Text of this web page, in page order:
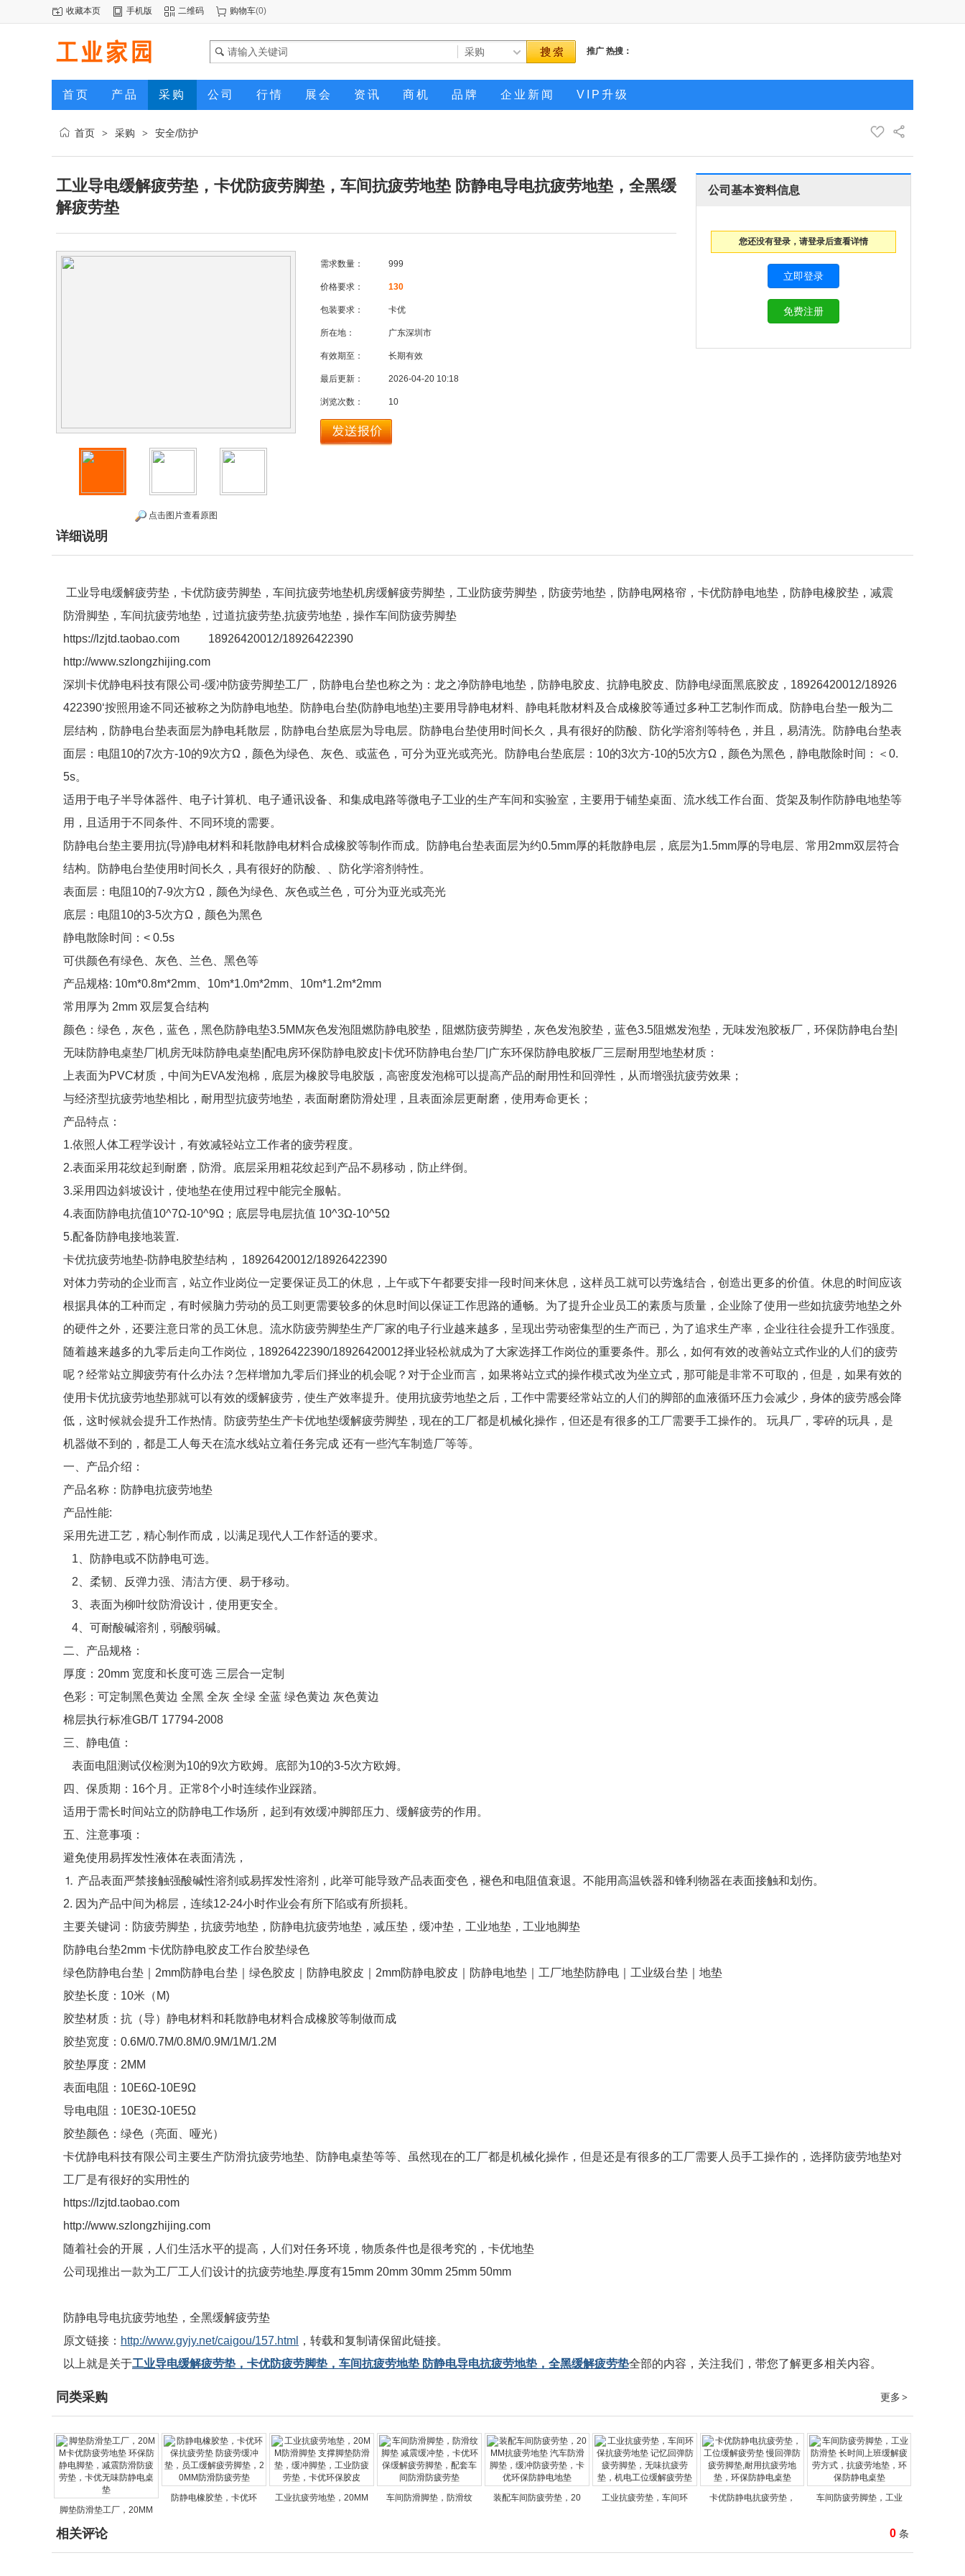
收藏本页 手机版 二维码 购物车(0)
推广 热搜：
首页 产品 采购 公司 行情 展会 资讯 商机 品牌 企业新闻 VIP升级
首页 > 采购 > 安全/防护
工业导电缓解疲劳垫，卡优防疲劳脚垫，车间抗疲劳地垫 防静电导电抗疲劳地垫，全黑缓
解疲劳垫
点击图片查看原图
需求数量： 999
价格要求： 130
包装要求： 卡优
所在地： 广东深圳市
有效期至： 长期有效
最后更新： 2026-04-20 10:18
浏览次数： 10
公司基本资料信息
您还没有登录，请登录后查看详情
详细说明
工业导电缓解疲劳垫，卡优防疲劳脚垫，车间抗疲劳地垫机房缓解疲劳脚垫，工业防疲劳脚垫，防疲劳地垫，防静电网格帘，卡优防静电地垫，防静电橡胶垫，减震
防滑脚垫，车间抗疲劳地垫，过道抗疲劳垫,抗疲劳地垫，操作车间防疲劳脚垫
https://lzjtd.taobao.com 18926420012/18926422390
http://www.szlongzhijing.com
深圳卡优静电科技有限公司-缓冲防疲劳脚垫工厂，防静电台垫也称之为：龙之净防静电地垫，防静电胶皮、抗静电胶皮、防静电绿面黑底胶皮，18926420012/18926
422390‘按照用途不同还被称之为防静电地垫。防静电台垫(防静电地垫)主要用导静电材料、静电耗散材料及合成橡胶等通过多种工艺制作而成。防静电台垫一般为二
层结构，防静电台垫表面层为静电耗散层，防静电台垫底层为导电层。防静电台垫使用时间长久，具有很好的防酸、防化学溶剂等特色，并且，易清洗。防静电台垫表
面层：电阻10的7次方-10的9次方Ω，颜色为绿色、灰色、或蓝色，可分为亚光或亮光。防静电台垫底层：10的3次方-10的5次方Ω，颜色为黑色，静电散除时间：＜0.
5s。
适用于电子半导体器件、电子计算机、电子通讯设备、和集成电路等微电子工业的生产车间和实验室，主要用于铺垫桌面、流水线工作台面、货架及制作防静电地垫等
用，且适用于不同条件、不同环境的需要。
防静电台垫主要用抗(导)静电材料和耗散静电材料合成橡胶等制作而成。防静电台垫表面层为约0.5mm厚的耗散静电层，底层为1.5mm厚的导电层、常用2mm双层符合
结构。防静电台垫使用时间长久，具有很好的防酸、、防化学溶剂特性。
表面层：电阻10的7-9次方Ω，颜色为绿色、灰色或兰色，可分为亚光或亮光
底层：电阻10的3-5次方Ω，颜色为黑色
静电散除时间：< 0.5s
可供颜色有绿色、灰色、兰色、黑色等
产品规格: 10m*0.8m*2mm、10m*1.0m*2mm、10m*1.2m*2mm
常用厚为 2mm 双层复合结构
颜色：绿色，灰色，蓝色，黑色防静电垫3.5MM灰色发泡阻燃防静电胶垫，阻燃防疲劳脚垫，灰色发泡胶垫，蓝色3.5阻燃发泡垫，无味发泡胶板厂，环保防静电台垫|
无味防静电桌垫厂|机房无味防静电桌垫|配电房环保防静电胶皮|卡优环防静电台垫厂|广东环保防静电胶板厂三层耐用型地垫材质：
上表面为PVC材质，中间为EVA发泡棉，底层为橡胶导电胶版，高密度发泡棉可以提高产品的耐用性和回弹性，从而增强抗疲劳效果；
与经济型抗疲劳地垫相比，耐用型抗疲劳地垫，表面耐磨防滑处理，且表面涂层更耐磨，使用寿命更长；
产品特点：
1.依照人体工程学设计，有效减轻站立工作者的疲劳程度。
2.表面采用花纹起到耐磨，防滑。底层采用粗花纹起到产品不易移动，防止绊倒。
3.采用四边斜坡设计，使地垫在使用过程中能完全服帖。
4.表面防静电抗值10^7Ω-10^9Ω；底层导电层抗值 10^3Ω-10^5Ω
5.配备防静电接地装置.
卡优抗疲劳地垫-防静电胶垫结构， 18926420012/18926422390
对体力劳动的企业而言，站立作业岗位一定要保证员工的休息，上午或下午都要安排一段时间来休息，这样员工就可以劳逸结合，创造出更多的价值。休息的时间应该
根据具体的工种而定，有时候脑力劳动的员工则更需要较多的休息时间以保证工作思路的通畅。为了提升企业员工的素质与质量，企业除了使用一些如抗疲劳地垫之外
的硬件之外，还要注意日常的员工休息。流水防疲劳脚垫生产厂家的电子行业越来越多，呈现出劳动密集型的生产而已，为了追求生产率，企业往往会提升工作强度。
随着越来越多的九零后走向工作岗位，18926422390/18926420012择业轻松就成为了大家选择工作岗位的重要条件。那么，如何有效的改善站立式作业的人们的疲劳
呢？经常站立脚疲劳有什么办法？怎样增加九零后们择业的机会呢？对于企业而言，如果将站立式的操作模式改为坐立式，那可能是非常不可取的，但是，如果有效的
使用卡优抗疲劳地垫那就可以有效的缓解疲劳，使生产效率提升。使用抗疲劳地垫之后，工作中需要经常站立的人们的脚部的血液循环压力会减少，身体的疲劳感会降
低，这时候就会提升工作热情。防疲劳垫生产卡优地垫缓解疲劳脚垫，现在的工厂都是机械化操作，但还是有很多的工厂需要手工操作的。 玩具厂，零碎的玩具，是
机器做不到的，都是工人每天在流水线站立着任务完成 还有一些汽车制造厂等等。
一、产品介绍：
产品名称：防静电抗疲劳地垫
产品性能:
采用先进工艺，精心制作而成，以满足现代人工作舒适的要求。
1、防静电或不防静电可选。
2、柔韧、反弹力强、清洁方便、易于移动。
3、表面为柳叶纹防滑设计，使用更安全。
4、可耐酸碱溶剂，弱酸弱碱。
二、产品规格：
厚度：20mm 宽度和长度可选 三层合一定制
色彩：可定制黑色黄边 全黑 全灰 全绿 全蓝 绿色黄边 灰色黄边
棉层执行标准GB/T 17794-2008
三、静电值：
表面电阻测试仪检测为10的9次方欧姆。底部为10的3-5次方欧姆。
四、保质期：16个月。正常8个小时连续作业踩踏。
适用于需长时间站立的防静电工作场所，起到有效缓冲脚部压力、缓解疲劳的作用。
五、注意事项：
避免使用易挥发性液体在表面清洗，
⒈ 产品表面严禁接触强酸碱性溶剂或易挥发性溶剂，此举可能导致产品表面变色，褪色和电阻值衰退。不能用高温铁器和锋利物器在表面接触和划伤。
2. 因为产品中间为棉层，连续12-24小时作业会有所下陷或有所损耗。
主要关键词：防疲劳脚垫，抗疲劳地垫，防静电抗疲劳地垫，减压垫，缓冲垫，工业地垫，工业地脚垫
防静电台垫2mm 卡优防静电胶皮工作台胶垫绿色
绿色防静电台垫｜2mm防静电台垫｜绿色胶皮｜防静电胶皮｜2mm防静电胶皮｜防静电地垫｜工厂地垫防静电｜工业级台垫｜地垫
胶垫长度：10米（M)
胶垫材质：抗（导）静电材料和耗散静电材料合成橡胶等制做而成
胶垫宽度：0.6M/0.7M/0.8M/0.9M/1M/1.2M
胶垫厚度：2MM
表面电阻：10E6Ω-10E9Ω
导电电阻：10E3Ω-10E5Ω
胶垫颜色：绿色（亮面、哑光）
卡优静电科技有限公司主要生产防滑抗疲劳地垫、防静电桌垫等等、虽然现在的工厂都是机械化操作，但是还是有很多的工厂需要人员手工操作的，选择防疲劳地垫对
工厂是有很好的实用性的
https://lzjtd.taobao.com
http://www.szlongzhijing.com
随着社会的开展，人们生活水平的提高，人们对任务环境，物质条件也是很考究的，卡优地垫
公司现推出一款为工厂工人们设计的抗疲劳地垫.厚度有15mm 20mm 30mm 25mm 50mm
防静电导电抗疲劳地垫，全黑缓解疲劳垫
原文链接： http://www.gyjy.net/caigou/157.html
，转载和复制请保留此链接。
以上就是关于工业导电缓解疲劳垫，卡优防疲劳脚垫，车间抗疲劳地垫 防静电导电抗疲劳地垫，全黑缓解疲劳垫全部的内容，关注我们，带您了解更多相关内容。
更多 >
同类采购
脚垫防滑垫工厂，20MM
防静电橡胶垫，卡优环 工业抗疲劳地垫，20MM 车间防滑脚垫，防滑纹 装配车间防疲劳垫，20 工业抗疲劳垫，车间环 卡优防静电抗疲劳垫， 车间防疲劳脚垫，工业
0 条
相关评论